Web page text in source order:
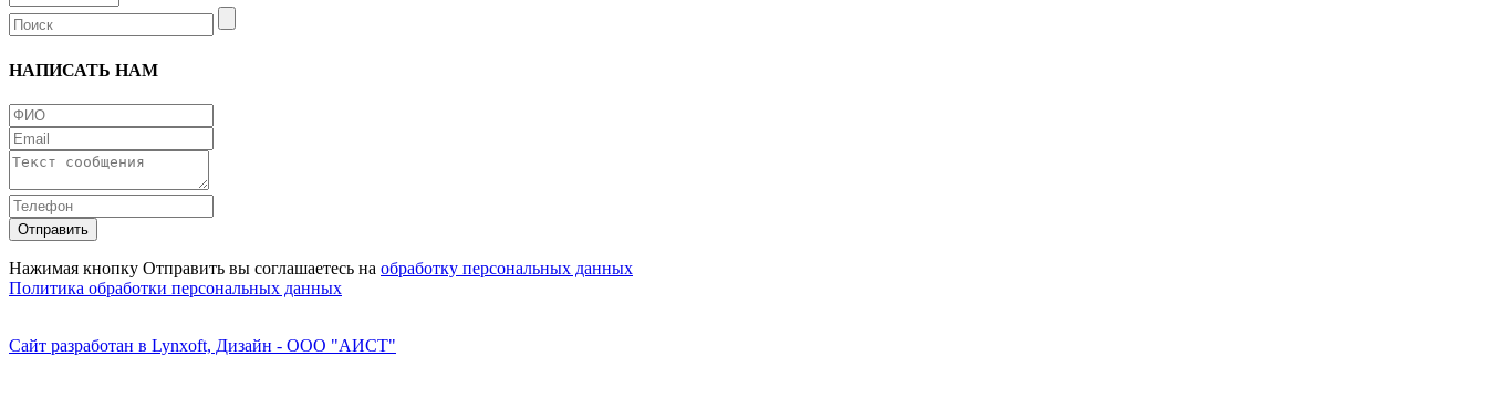
НАПИСАТЬ НАМ
Нажимая кнопку Отправить вы соглашаетесь на обработку персональных данных
Политика обработки персональных данных
Сайт разработан в Lynxoft, Дизайн - ООО "АИСТ"